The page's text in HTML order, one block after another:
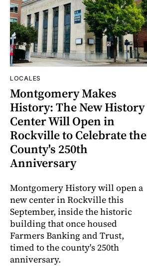
LOCALES
Montgomery Makes
History: The New History
Center Will Open in
Rockville to Celebrate the
County's 250th
Anniversary
Montgomery History will open a
new center in Rockville this
September, inside the historic
building that once housed
Farmers Banking and Trust,
timed to the county's 250th
anniversary.